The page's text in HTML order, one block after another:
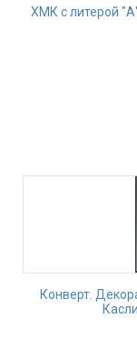
ХМК с литерой
Конверт.